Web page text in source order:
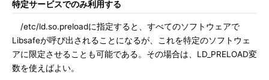
特定サービスでのみ利用する
/etc/ld.so.preloadに指定すると、すべてのソフトウェアで
Libsafeが呼び出されることになるが、これを特定のソフトウェ
アに限定させることも可能である。その場合は、LD_PRELOAD変
数を使えばよい。